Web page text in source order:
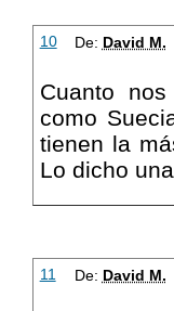
10 De: David M.
Cuanto
como
tienen la
Lo dicho
11 De: David M.